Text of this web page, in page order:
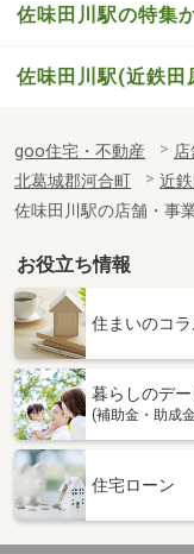
佐味田川駅の特集
佐味田川駅(近鉄田
goo住宅・不動産
北葛城郡河合町
近
佐味田川駅の店舗・事
お役立ち情報
住まいのコラ
暮らしのデー
(補助金・助成
住宅ローン